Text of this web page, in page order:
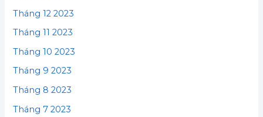
Tháng 12 2023
Tháng 11 2023
Tháng 10 2023
Tháng 9 2023
Tháng 8 2023
Tháng 7 2023